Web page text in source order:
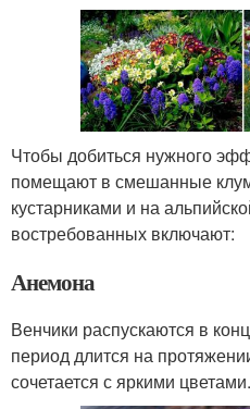
Чтобы добиться нужного
помещают в смешанные
кустарниками и на
востребованных включают:
Анемона
Венчики распускаются в
период длится на
сочетается с яркими цветами.